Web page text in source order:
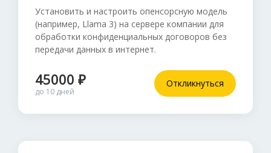
Установить и настроить опенсорсную модель
(например, Llama 3) на сервере компании для
обработки конфиденциальных договоров без
передачи данных в интернет.
45000 ₽
до 10 дней
Откликнуться